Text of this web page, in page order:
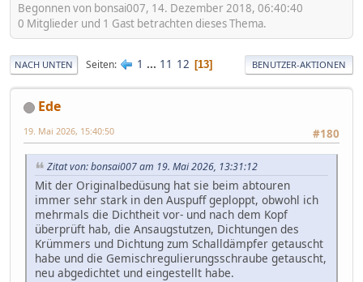
Begonnen von bonsai007, 14. Dezember 2018, 06:40:40
0 Mitglieder und 1 Gast betrachten dieses Thema.
NACH UNTEN Seiten 1 ... 11 12 13 BENUTZER-AKTIONEN
Ede
#180
19. Mai 2026, 15:40:50
Zitat von: bonsai007 am 19. Mai 2026, 13:31:12
Mit der Originalbedüsung hat sie beim abtouren
immer sehr stark in den Auspuff geploppt, obwohl ich
mehrmals die Dichtheit vor- und nach dem Kopf
überprüft hab, die Ansaugstutzen, Dichtungen des
Krümmers und Dichtung zum Schalldämpfer getauscht
habe und die Gemischregulierungsschraube getauscht,
neu abgedichtet und eingestellt habe.